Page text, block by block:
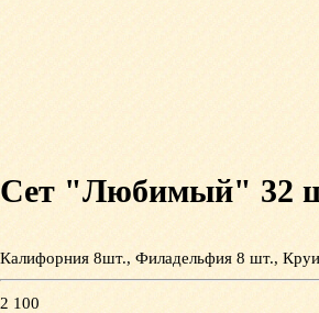
Сет "Любимый" 32
Калифорния 8шт., Филадельфия 8 шт.,
2 100